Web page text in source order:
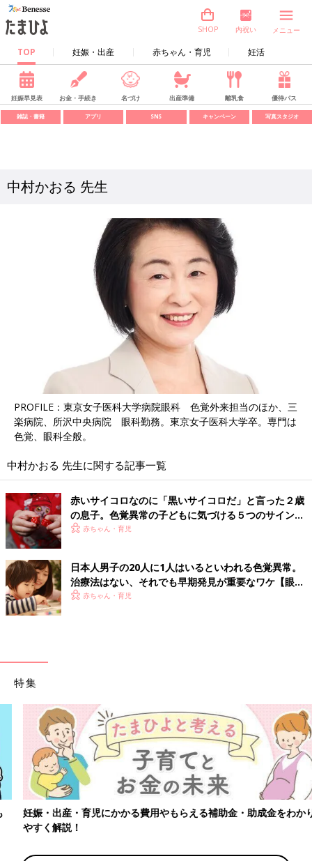
TOP 妊娠・出産 赤ちゃん・育児 妊活
SHOP 内祝い メニュー
妊娠早見表 お金・手続き 名づけ 出産準備 離乳食 優待パス
雑誌・書籍 アプリ SNS キャンペーン 写真スタジオ
中村かおる 先生
PROFILE：東京女子医科大学病院眼科 色覚外来担当のほか、三
楽病院、所沢中央病院 眼科勤務。東京女子医科大学卒。専門は
色覚、眼科全般。
中村かおる 先生に関する記事一覧
赤いサイコロなのに「黒いサイコロだ」と言った２歳
の息子。色覚異常の子どもに気づける５つのサインと
は？【眼科医】
赤ちゃん・育児
日本人男子の20人に1人はいるといわれる色覚異常。
治療法はない、それでも早期発見が重要なワケ【眼科
医】赤ちゃん・育児
特集
妊娠・出産・育児にかかる費用やもらえる補助金・助成金をわかり
やすく解説！